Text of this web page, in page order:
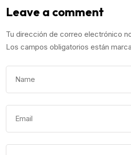
Leave a comment
Tu dirección de correo electrónico
Los campos obligatorios están